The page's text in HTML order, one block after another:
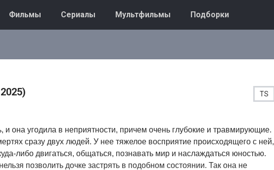
Фильмы Сериалы Мультфильмы Подборки
TS
и она угодила в неприятности, причем очень глубокие и травмирующие.
сразу двух людей. У нее тяжелое восприятие происходящего с ней,
либо двигаться, общаться, познавать мир и наслаждаться юностью.
позволить дочке застрять в подобном состоянии. Так она не